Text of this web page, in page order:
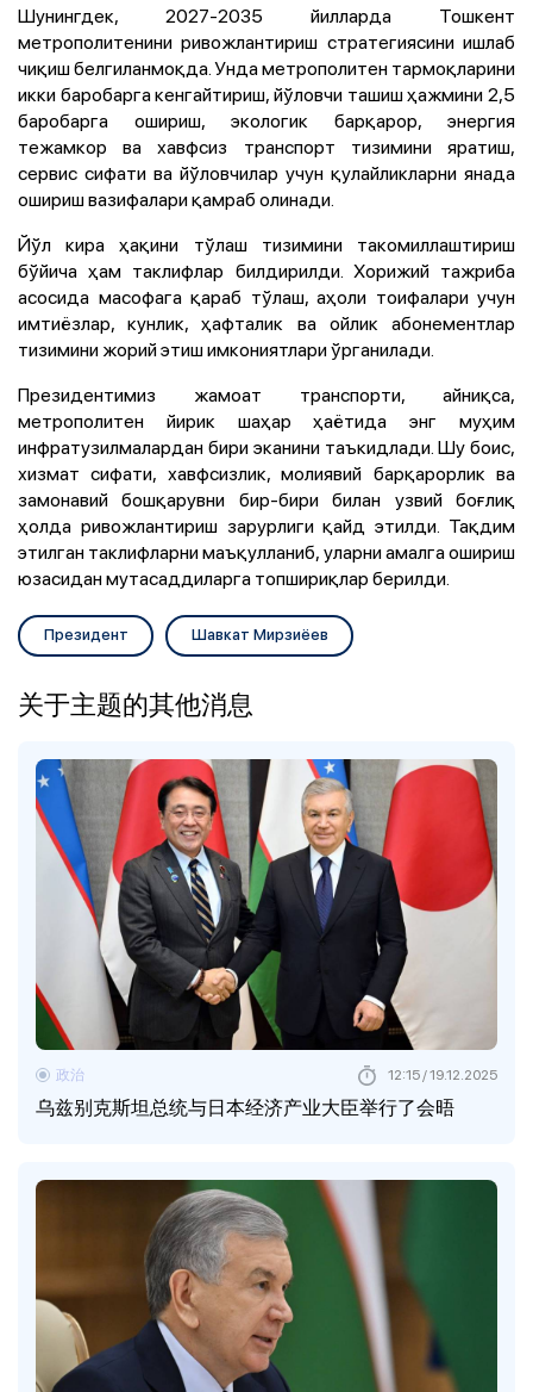
Шунингдек, 2027-2035 йилларда Тошкент
метрополитенини ривожлантириш стратегиясини ишлаб
чиқиш белгиланмоқда. Унда метрополитен тармоқларини
икки баробарга кенгайтириш, йўловчи ташиш ҳажмини 2,5
баробарга ошириш, экологик барқарор, энергия
тежамкор ва хавфсиз транспорт тизимини яратиш,
сервис сифати ва йўловчилар учун қулайликларни янада
ошириш вазифалари қамраб олинади.
Йўл кира ҳақини тўлаш тизимини такомиллаштириш
бўйича ҳам таклифлар билдирилди. Хорижий тажриба
асосида масофага қараб тўлаш, аҳоли тоифалари учун
имтиёзлар, кунлик, ҳафталик ва ойлик абонементлар
тизимини жорий этиш имкониятлари ўрганилади.
Президентимиз жамоат транспорти, айниқса,
метрополитен йирик шаҳар ҳаётида энг муҳим
инфратузилмалардан бири эканини таъкидлади. Шу боис,
хизмат сифати, хавфсизлик, молиявий барқарорлик ва
замонавий бошқарувни бир-бири билан узвий боғлиқ
ҳолда ривожлантириш зарурлиги қайд этилди. Тақдим
этилган таклифларни маъқулланиб, уларни амалга ошириш
юзасидан мутасаддиларга топшириқлар берилди.
Президент Шавкат Мирзиёев
关于主题的其他消息
乌兹别克斯坦总统与日本经济产业大臣举行了会晤
政治 12:15 / 19.12.2025